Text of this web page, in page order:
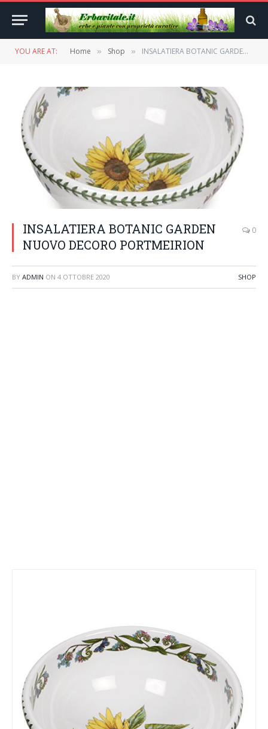
YOU ARE AT: Home » Shop » INSALATIERA BOTANIC GARDEN NUOVO DECORO PORTMEIRION
INSALATIERA BOTANIC GARDEN
NUOVO DECORO PORTMEIRION
0
BY ADMIN ON 4 OTTOBRE 2020 SHOP